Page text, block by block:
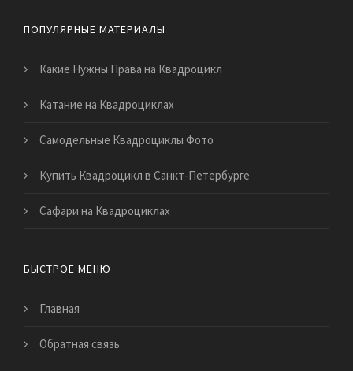
ПОПУЛЯРНЫЕ МАТЕРИАЛЫ
Какие Нужны Права на Квадроцикл
Катание на Квадроциклах
Самодельные Квадроциклы Фото
Купить Квадроцикл в Санкт-Петербурге
Сафари на Квадроциклах
БЫСТРОЕ МЕНЮ
Главная
Обратная связь